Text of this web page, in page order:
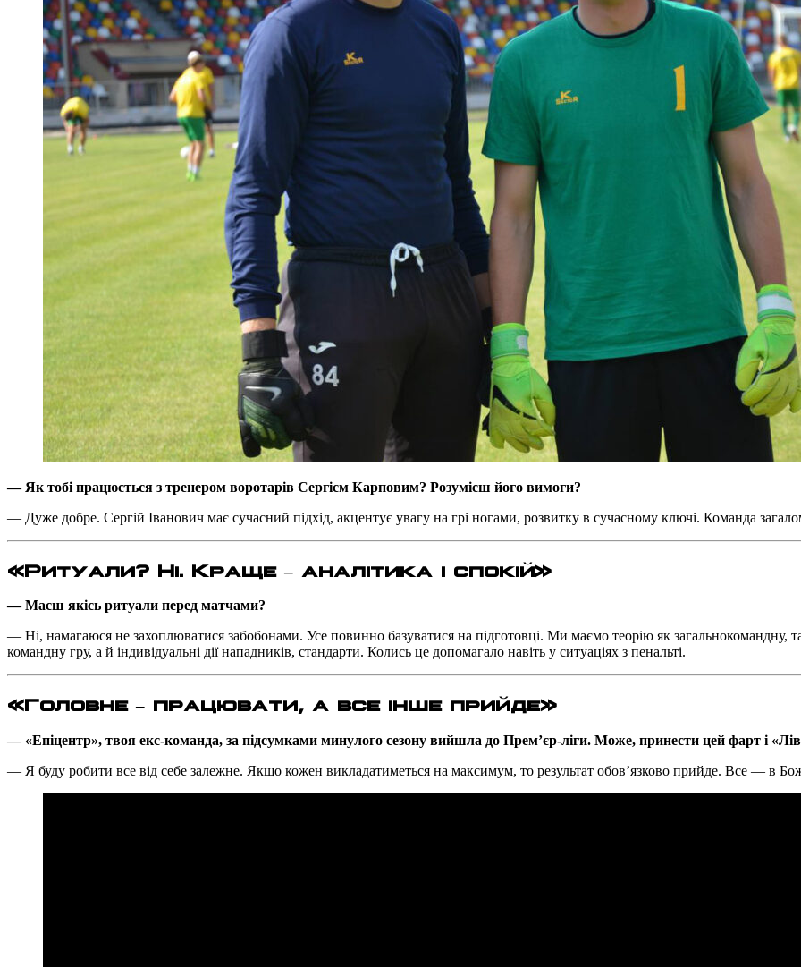
— Як тобі працюється з тренером воротарів Сергієм Карповим? Розумієш його вимоги?
— Дуже добре. Сергій Іванович має сучасний підхід, акцентує увагу на грі ногами, розвитку в сучасному ключі. Команда
«Ритуали? Ні. Краще – аналітика і спокій»
— Маєш якісь ритуали перед матчами?
— Ні, намагаюся не захоплюватися забобонами. Усе повинно базуватися на підготовці. Ми маємо теорію як загальнокомандну,
командну гру, а й індивідуальні дії нападників, стандарти. Колись це допомагало навіть у ситуаціях з пенальті.
«Головне – працювати, а все інше прийде»
— «Епіцентр», твоя екс-команда, за підсумками минулого сезону вийшла до Прем’єр-ліги. Може, принести цей фарт і
— Я буду робити все від себе залежне. Якщо кожен викладатиметься на максимум, то результат обов’язково прийде. Все — в